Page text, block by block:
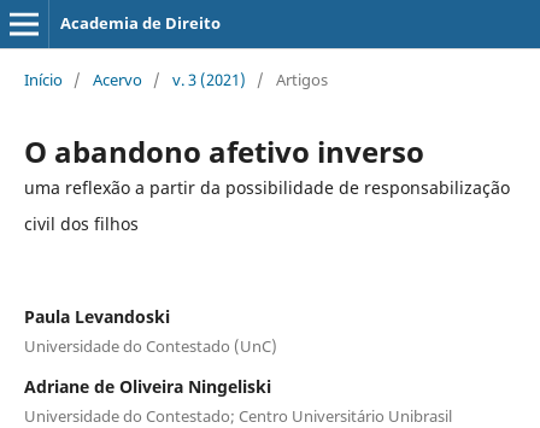
Academia de Direito
Início / Acervo / v. 3 (2021) / Artigos
O abandono afetivo inverso
uma reflexão a partir da possibilidade de responsabilização
civil dos filhos
Paula Levandoski
Universidade do Contestado (UnC)
Adriane de Oliveira Ningeliski
Universidade do Contestado; Centro Universitário Unibrasil